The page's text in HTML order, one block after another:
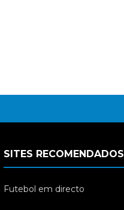
SITES RECOMENDADOS
Futebol em directo